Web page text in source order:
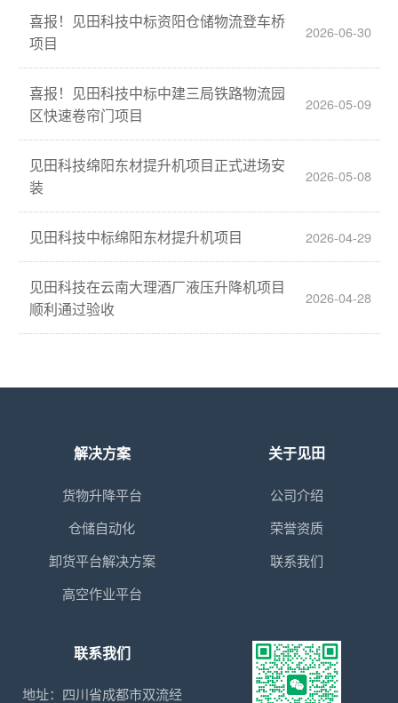
喜报！见田科技中标资阳仓储物流登车桥
项目
2026-06-30
喜报！见田科技中标中建三局铁路物流园
区快速卷帘门项目
2026-05-09
见田科技绵阳东材提升机项目正式进场安
装
2026-05-08
见田科技中标绵阳东材提升机项目 2026-04-29
见田科技在云南大理酒厂液压升降机项目
顺利通过验收
2026-04-28
解决方案
货物升降平台
仓储自动化
卸货平台解决方案
高空作业平台
关于见田
公司介绍
荣誉资质
联系我们
联系我们
地址：四川省成都市双流经